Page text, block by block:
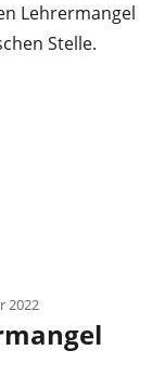
Lehrermangel
Stelle.
2022